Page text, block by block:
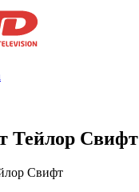
Тейлор Свифт